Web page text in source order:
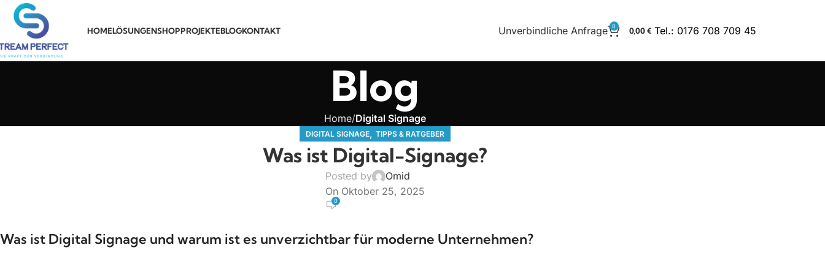
HOMELÖSUNGENSHOPPROJEKTEBLOGKONTAKT Unverbindliche Anfrage 0 0,00€ Tel.: 0176 708 709 45
Blog
Home Digital Signage
DIGITAL SIGNAGE, TIPPS & RATGEBER
Was ist Digital-Signage?
Posted by
Omid
On Oktober 25, 2025
0
Was ist Digital Signage und warum ist es unverzichtbar für moderne Unternehmen?